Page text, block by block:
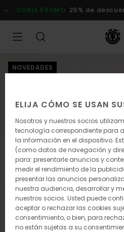
la
DOBLE PROMO 25% de
NOVEDADES
ELIJA CÓMO SE USAN
Nosotros y nuestros socios
tecnología correspondiente para
la información en el dispositivo.
(como datos de navegación y
para: presentarle anuncios y
medir el rendimiento de la
presentar las anuncios
nuestra audiencia, desarrollar y
nuestros socios. Usted puede
aceptar o rechazar las cookies
consentimiento, o bien, para
no están sujetas a su